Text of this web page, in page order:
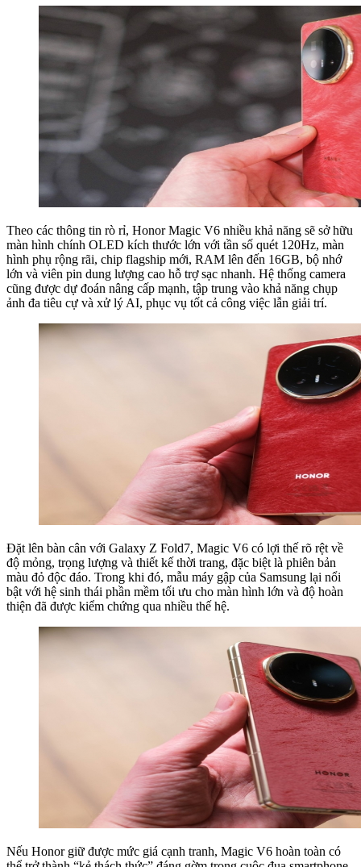
Theo các thông tin rò rỉ, Honor Magic V6 nhiều khả năng sẽ sở hữu
màn hình chính OLED kích thước lớn với tần số quét 120Hz, màn
hình phụ rộng rãi, chip flagship mới, RAM lên đến 16GB, bộ nhớ
lớn và viên pin dung lượng cao hỗ trợ sạc nhanh. Hệ thống camera
cũng được dự đoán nâng cấp mạnh, tập trung vào khả năng chụp
ảnh đa tiêu cự và xử lý AI, phục vụ tốt cả công việc lẫn giải trí.
Đặt lên bàn cân với Galaxy Z Fold7, Magic V6 có lợi thế rõ rệt về
độ mỏng, trọng lượng và thiết kế thời trang, đặc biệt là phiên bản
màu đỏ độc đáo. Trong khi đó, mẫu máy gập của Samsung lại nổi
bật với hệ sinh thái phần mềm tối ưu cho màn hình lớn và độ hoàn
thiện đã được kiểm chứng qua nhiều thế hệ.
Nếu Honor giữ được mức giá cạnh tranh, Magic V6 hoàn toàn có